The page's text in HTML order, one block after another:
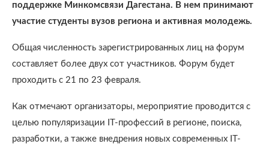
поддержке Минкомсвязи Дагестана. В нем принимают
участие студенты вузов региона и активная молодежь.
Общая численность зарегистрированных лиц на форум
составляет более двух сот участников. Форум будет
проходить с 21 по 23 февраля.
Как отмечают организаторы, мероприятие проводится с
целью популяризации IT-профессий в регионе, поиска,
разработки, а также внедрения новых современных IT-